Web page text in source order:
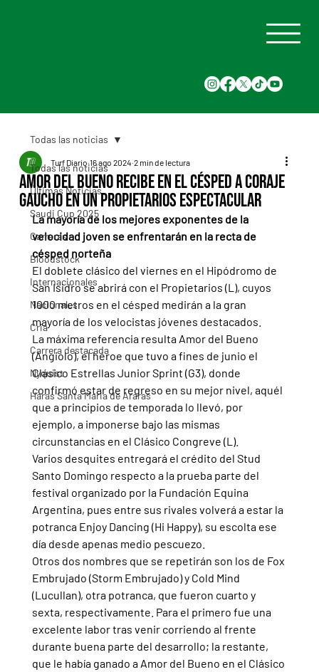
Todas las noticias
Últimas Noticias
Saudi Cup 2025
Carreras
Bloodstock
Internacionales
Nacionales
Cria
Carrera destacada
Nyquist
Haras Santa Maria de Araras
Todas las noticias
Amor del Bueno recibe en el césped a Coraje
Gaucho en un Propietarios espectacular
Turf Diario 16 ago 2024 2 min de lectura
La mayoría de los mejores exponentes de la
velocidad joven se enfrentarán en la recta de
césped norteña
El doblete clásico del viernes en el Hipódromo de
San Isidro se abrirá con el Propietarios (L), cuyos
1000 metros en el césped medirán a la gran
mayoría de los velocistas jóvenes destacados.
La máxima referencia resulta Amor del Bueno
(Angiolo), el héroe que tuvo a fines de junio el
Clásico Estrellas Junior Sprint (G3), donde
confirmó estar de regreso en su mejor nivel, aquél
que a principios de temporada lo llevó, por
ejemplo, a imponerse bajo las mismas
circunstancias en el Clásico Congreve (L).
Varios desquites entregará el crédito del Stud
Santo Domingo respecto a la prueba parte del
festival organizado por la Fundación Equina
Argentina, pues entre sus rivales volverá a estar la
potranca Enjoy Dancing (Hi Happy), su escolta ese
día desde apenas medio pescuezo.
Otros dos nombres que se repetirán son los de Fox
Embrujado (Storm Embrujado) y Cold Mind
(Lucullan), otra potranca, que fueron cuarto y
sexta, respectivamente. Para el primero fue una
excelente labor tras venir corriendo al frente
durante buena parte del desarrollo; la restante,
que le había ganado a Amor del Bueno en el Clásico